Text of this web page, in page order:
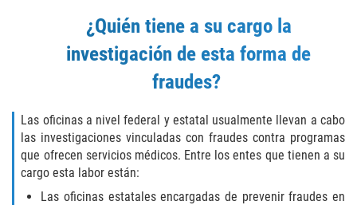
Porno Venganza
Publicar Información Dañina En
Internet
Violación de Una Orden de
Restricción
Sustracción de Menores
¿Quién tiene a su cargo la
investigación de esta forma de
fraudes?
Las oficinas a nivel federal y estatal usualmente llevan a cabo
las investigaciones vinculadas con fraudes contra programas
que ofrecen servicios médicos. Entre los entes que tienen a su
cargo esta labor están:
Las oficinas estatales encargadas de prevenir fraudes en